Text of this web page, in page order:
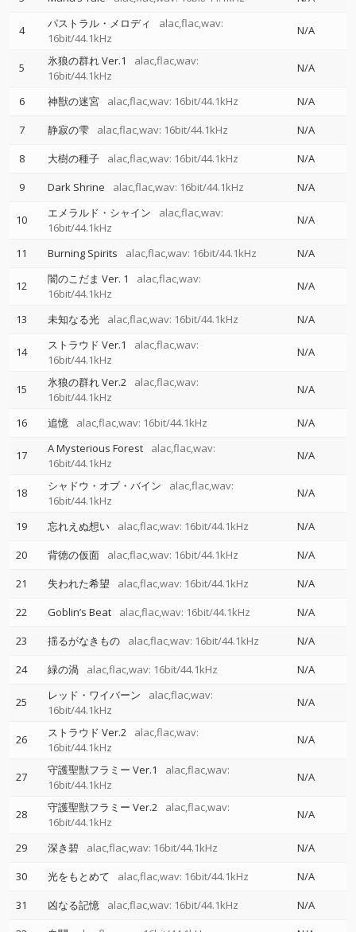
4 パストラル・メロディ
alac,flac,wav:
16bit/44.1kHz
N/A
5 氷狼の群れ Ver.1
alac,flac,wav:
16bit/44.1kHz
N/A
6 神獣の迷宮 alac,flac,wav: 16bit/44.1kHz
N/A
7
静寂の雫 alac,flac,wav: 16bit/44.1kHz
N/A
8
大樹の種子 alac,flac,wav: 16bit/44.1kHz
N/A
9
Dark Shrine alac,flac,wav: 16bit/44.1kHz N/A
10 エメラルド・シャイン
alac,flac,wav:
16bit/44.1kHz
N/A
11 Burning Spirits alac,flac,wav: 16bit/44.1kHz N/A
12 闇のこだま Ver. 1
alac,flac,wav:
16bit/44.1kHz
N/A
13 未知なる光 alac,flac,wav: 16bit/44.1kHz N/A
14 ストラウド Ver.1
alac,flac,wav:
16bit/44.1kHz
N/A
15 氷狼の群れ Ver.2
alac,flac,wav:
16bit/44.1kHz
N/A
16 追憶 alac,flac,wav: 16bit/44.1kHz N/A
17 A Mysterious Forest
alac,flac,wav:
16bit/44.1kHz
N/A
18 シャドウ・オブ・バイン
alac,flac,wav:
16bit/44.1kHz
N/A
19 忘れえぬ想い alac,flac,wav: 16bit/44.1kHz
N/A
20
背徳の仮面 alac,flac,wav: 16bit/44.1kHz
N/A
21
失われた希望 alac,flac,wav: 16bit/44.1kHz
N/A
22
Goblin’s Beat alac,flac,wav: 16bit/44.1kHz
N/A
23
揺るがなきもの alac,flac,wav: 16bit/44.1kHz
N/A
24
緑の渦 alac,flac,wav: 16bit/44.1kHz N/A
25 レッド・ワイバーン
alac,flac,wav:
16bit/44.1kHz
N/A
26 ストラウド Ver.2
alac,flac,wav:
16bit/44.1kHz
N/A
27 守護聖獣フラミー Ver.1
alac,flac,wav:
16bit/44.1kHz
N/A
28 守護聖獣フラミー Ver.2
alac,flac,wav:
16bit/44.1kHz
N/A
29 深き碧 alac,flac,wav: 16bit/44.1kHz
N/A
30
光をもとめて alac,flac,wav: 16bit/44.1kHz
N/A
31
凶なる記憶 alac,flac,wav: 16bit/44.1kHz
N/A